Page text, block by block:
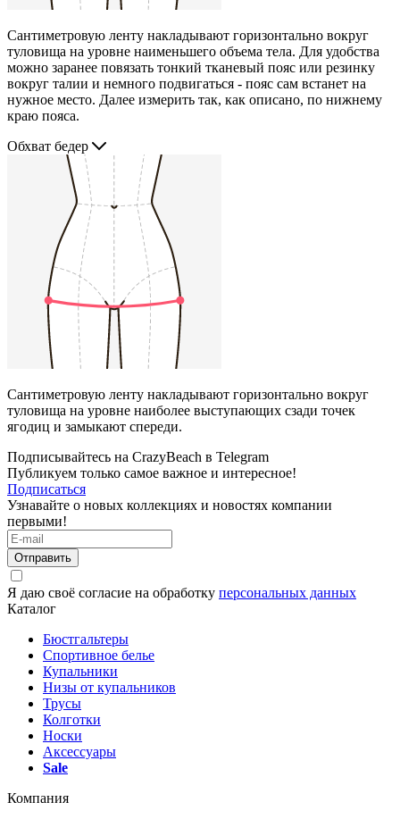
Сантиметровую ленту накладывают горизонтально вокруг
туловища на уровне наименьшего объема тела. Для удобства
можно заранее повязать тонкий тканевый пояс или резинку
вокруг талии и немного подвигаться - пояс сам встанет на
нужное место. Далее измерить так, как описано, по нижнему
краю пояса.
Обхват бедер
Сантиметровую ленту накладывают горизонтально вокруг
туловища на уровне наиболее выступающих сзади точек
ягодиц и замыкают спереди.
Подписывайтесь на CrazyBeach в Telegram
Публикуем только самое важное и интересное!
Подписаться
Узнавайте о новых коллекциях и новостях компании
первыми!
Отправить
Я даю своё согласие на обработку персональных данных
Каталог
Бюстгальтеры
Спортивное белье
Купальники
Низы от купальников
Трусы
Колготки
Носки
Аксессуары
Sale
Компания